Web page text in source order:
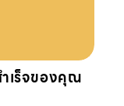
เร็จของคุณ